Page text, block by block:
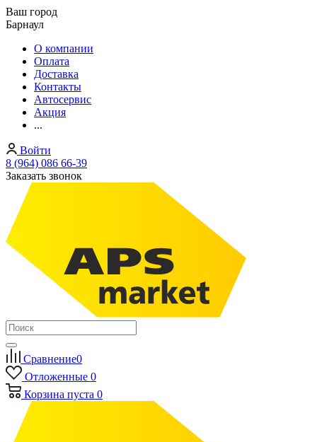
Ваш город
Барнаул
О компании
Оплата
Доставка
Контакты
Автосервис
Акция
...
Войти
8 (964) 086 66-39
Заказать звонок
Сравнение0
Отложенные 0
Корзина пуста 0